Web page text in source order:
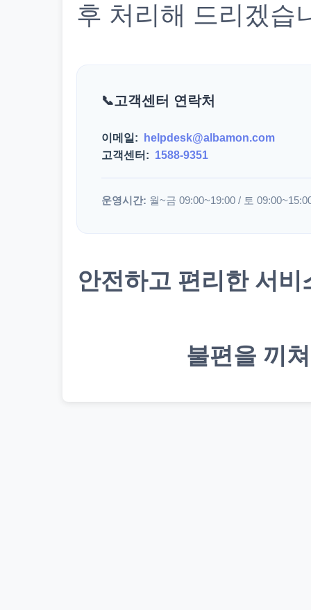
후 처리해 드리겠습
고객센터 연락처
이메일:
helpdesk@albamon.com
고객센터: 1588-9351
운영시간: 월~금 09:00~19:00 / 토
안전하고 편리한 서
불편을 끼